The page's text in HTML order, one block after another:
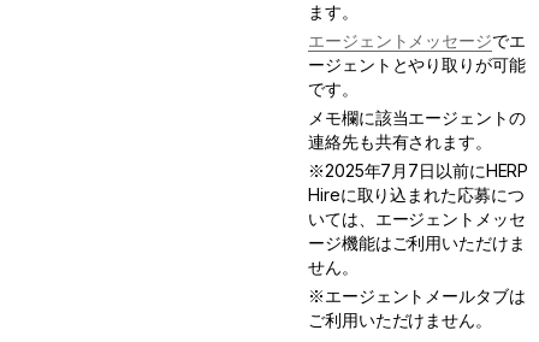
ます。
エージェントメッセージでエ
ージェントとやり取りが可能
です。
メモ欄に該当エージェントの
連絡先も共有されます。
※2025年7月7日以前にHERP
Hireに取り込まれた応募につ
いては、エージェントメッセ
ージ機能はご利用いただけま
せん。
※エージェントメールタブは
ご利用いただけません。